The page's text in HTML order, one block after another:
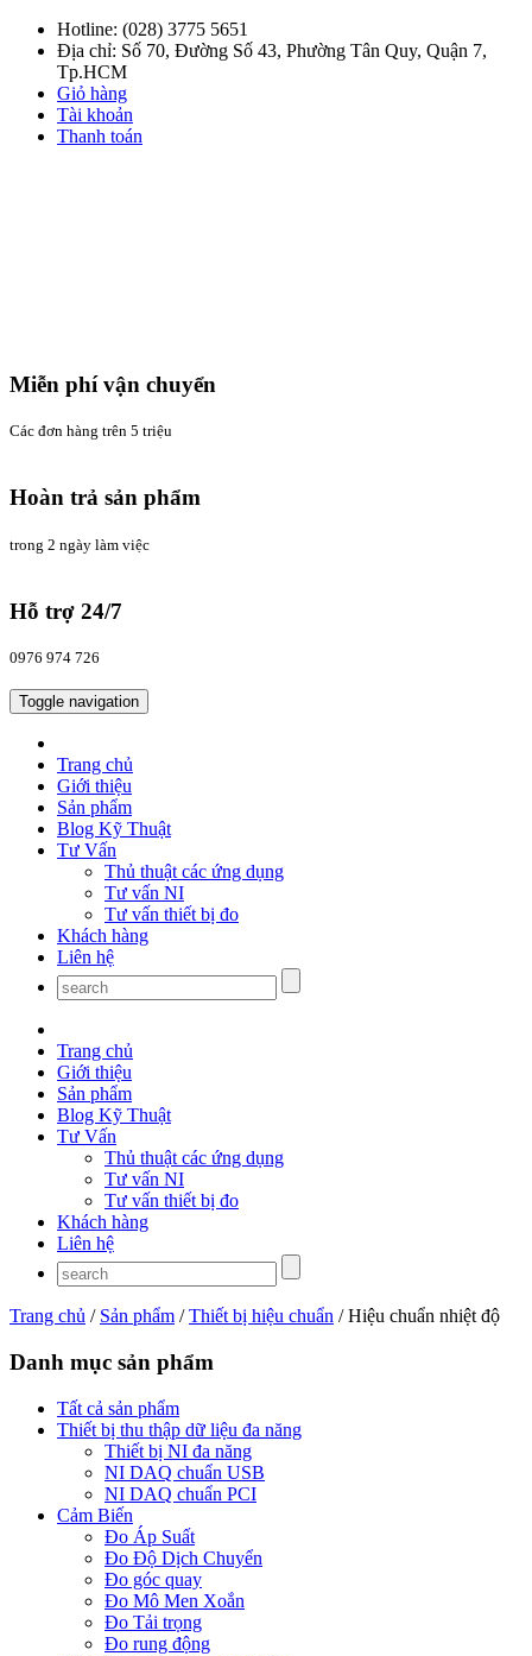
Hotline: (028) 3775 5651
Địa chỉ: Số 70, Đường Số 43, Phường Tân Quy, Quận 7,
Tp.HCM
Giỏ hàng
Tài khoản
Thanh toán
Miễn phí vận chuyển
Các đơn hàng trên 5 triệu
Hoàn trả sản phẩm
trong 2 ngày làm việc
Hỗ trợ 24/7
0976 974 726
Toggle navigation
Trang chủ
Giới thiệu
Sản phẩm
Blog Kỹ Thuật
Tư Vấn
Thủ thuật các ứng dụng
Tư vấn NI
Tư vấn thiết bị đo
Khách hàng
Liên hệ
Trang chủ
Giới thiệu
Sản phẩm
Blog Kỹ Thuật
Tư Vấn
Thủ thuật các ứng dụng
Tư vấn NI
Tư vấn thiết bị đo
Khách hàng
Liên hệ
Trang chủ / Sản phẩm /Thiết bị hiệu chuẩn / Hiệu chuẩn nhiệt độ
Danh mục sản phẩm
Tất cả sản phẩm
Thiết bị thu thập dữ liệu đa năng
Thiết bị NI đa năng
NI DAQ chuẩn USB
NI DAQ chuẩn PCI
Cảm Biến
Đo Áp Suất
Đo Độ Dịch Chuyển
Đo góc quay
Đo Mô Men Xoắn
Đo Tải trọng
Đo rung động